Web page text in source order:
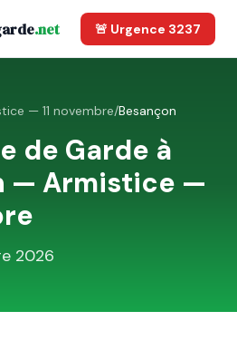
.net 🚨 Urgence 3237
— 11 novembre/Besançon
de Garde à
— Armistice —
2026